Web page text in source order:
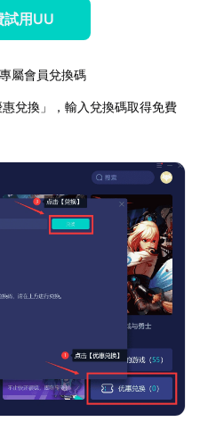
試用UU
屬會員兌換碼
兌換」，輸入兌換碼取得免費